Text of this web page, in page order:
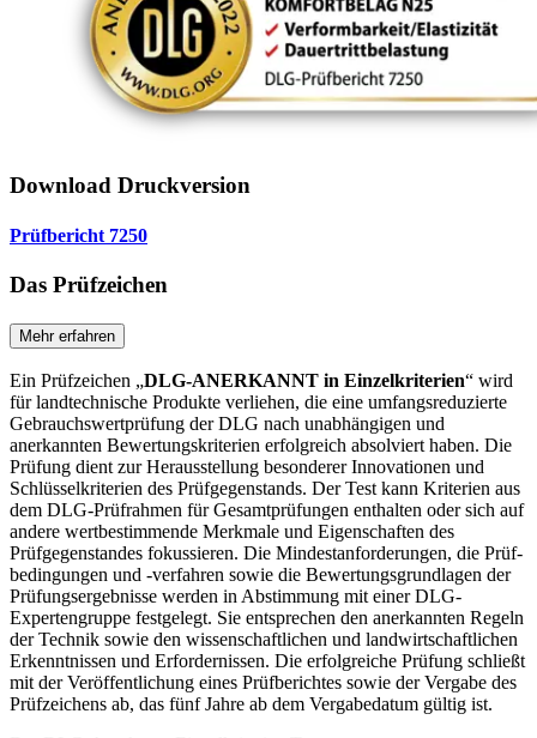
Download Druckversion
Prüfbericht 7250
Das Prüfzeichen
Mehr erfahren
Ein Prüfzeichen „DLG-ANERKANNT in Einzelkriterien“ wird
für landtechnische Produkte verliehen, die eine umfangsreduzierte
Gebrauchswertprüfung der DLG nach unabhängigen und
anerkannten Bewertungskriterien erfolgreich absolviert haben. Die
Prüfung dient zur Herausstellung besonderer Innovationen und
Schlüsselkriterien des Prüfgegenstands. Der Test kann Kriterien aus
dem DLG-Prüfrahmen für Gesamtprüfungen enthalten oder sich auf
andere wertbestimmende Merkmale und Eigenschaften des
Prüfgegenstandes fokussieren. Die Mindestanforderungen, die Prüf­
bedingungen und -verfahren sowie die Bewertungsgrundlagen der
Prüfungs­ergebnisse werden in Abstimmung mit einer DLG-
Expertengruppe festgelegt. Sie entsprechen den anerkannten Regeln
der Technik sowie den wissenschaft­lichen und landwirtschaftlichen
Erkenntnissen und Erfordernissen. Die erfolgreiche Prüfung schließt
mit der Veröffent­lichung eines Prüfberichtes sowie der Vergabe des
Prüfzeichens ab, das fünf Jahre ab dem Vergabedatum gültig ist.